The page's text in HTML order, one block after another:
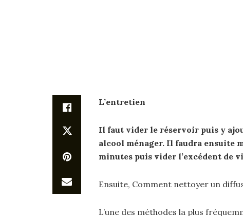
L’entretien
Il faut vider le réservoir puis y
alcool ménager. Il faudra ensuite
minutes puis vider l’excédent de
Ensuite, Comment nettoyer un
L’une des méthodes la plus